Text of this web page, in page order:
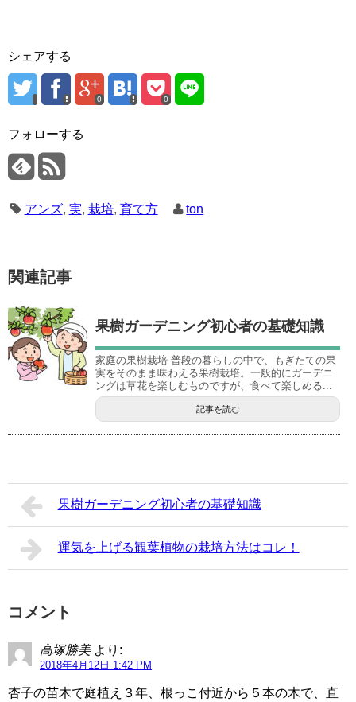
シェアする
0 0
フォローする
アンズ, 実, 栽培, 育て方 ton
関連記事
果樹ガーデニング初心者の基礎知識
家庭の果樹栽培 普段の暮らしの中で、もぎたての果
実をそのまま味わえる果樹栽培。一般的にガーデニ
ングは草花を楽しむものですが、食べて楽しめる...
記事を読む
果樹ガーデニング初心者の基礎知識
運気を上げる観葉植物の栽培方法はコレ！
コメント
高塚勝美 より:
2018年4月12日 1:42 PM
杏子の苗木で庭植え３年、根っこ付近から５本の木で、直